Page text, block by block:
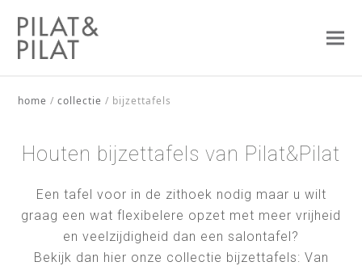
home /collectie / bijzettafels
Houten bijzettafels van Pilat&Pilat
Een tafel voor in de zithoek nodig maar u wilt
graag een wat flexibelere opzet met meer vrijheid
en veelzijdigheid dan een salontafel?
Bekijk dan hier onze collectie bijzettafels: Van